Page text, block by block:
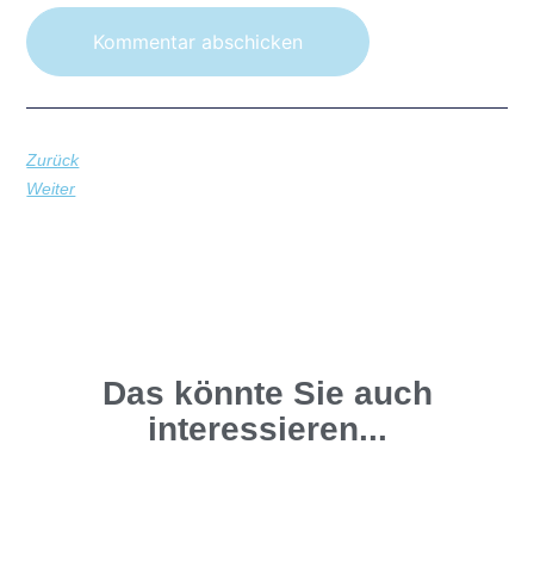
Zurück
Weiter
Das könnte Sie auch
interessieren...